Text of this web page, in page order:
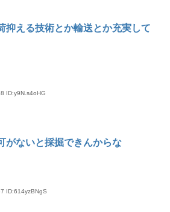
抑える技術とか輸送とか充実して
ID:y9N.s4oHG
がないと採掘できんからな
ID:614yzBNgS